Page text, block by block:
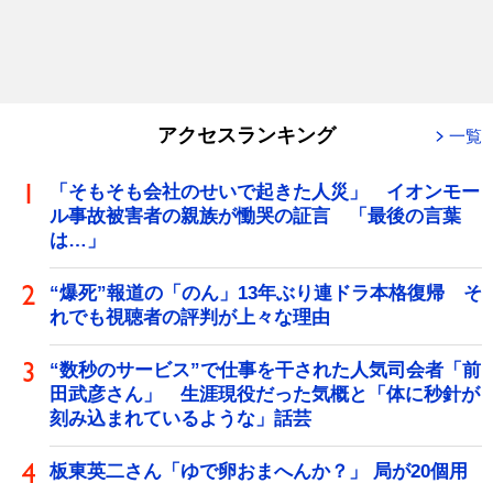
アクセスランキング 一覧
「そもそも会社のせいで起きた人災」 イオンモー
ル事故被害者の親族が慟哭の証言 「最後の言葉
は…」
“爆死”報道の「のん」13年ぶり連ドラ本格復帰 そ
れでも視聴者の評判が上々な理由
“数秒のサービス”で仕事を干された人気司会者「前
田武彦さん」 生涯現役だった気概と「体に秒針が
刻み込まれているような」話芸
板東英二さん「ゆで卵おまへんか？」 局が20個用